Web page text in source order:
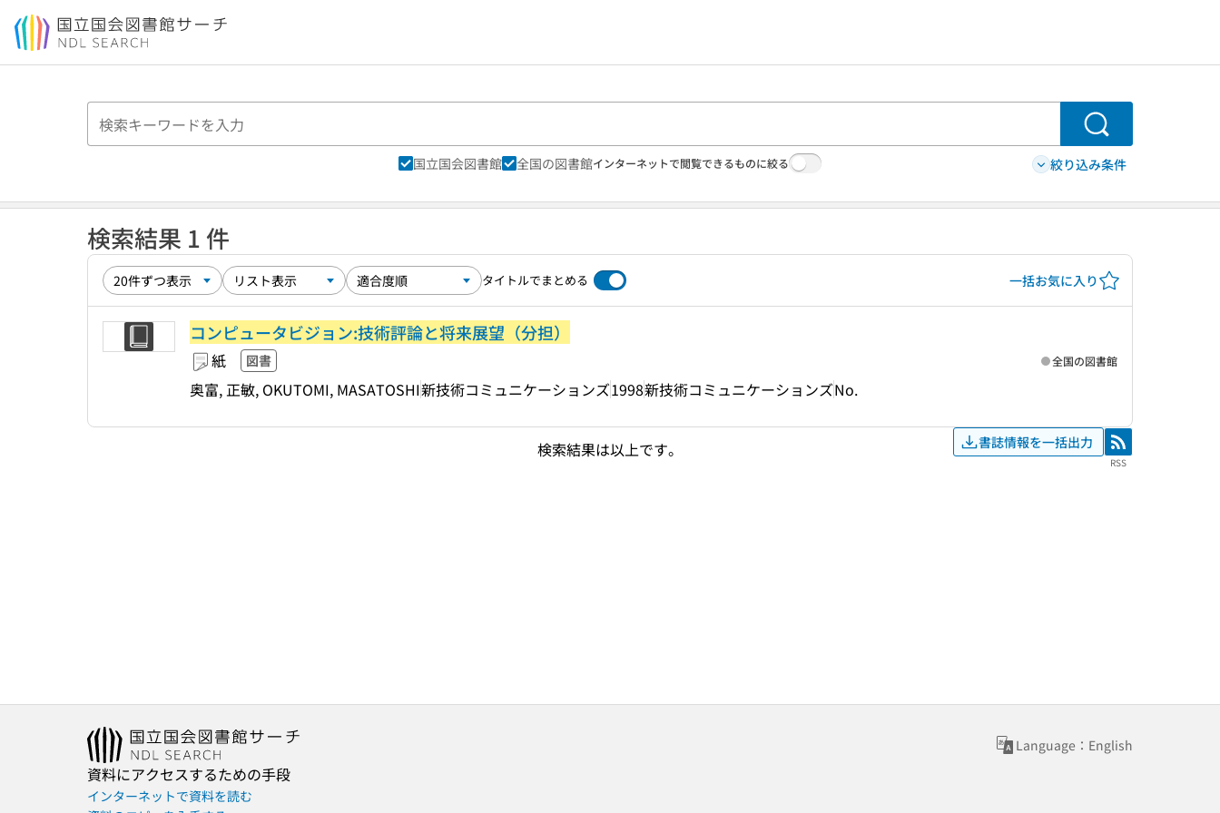
本文へ移動
検索
国立国会図書館 全国の図書館インターネットで閲覧できるものに絞る 絞り込み条件
検索結果 1 件
タイトルでまとめる 一括お気に入り
コンピュータビジョン:技術評論と将来展望（分担）
紙 図書
奥富, 正敏, OKUTOMI, MASATOSHI新技術コミュニケーションズ1998新技術コミュニケーションズNo.
全国の図書館
検索結果は以上です。 書誌情報を一括出力 RSS
RSS
Language：English
資料にアクセスするための手段
インターネットで資料を読む